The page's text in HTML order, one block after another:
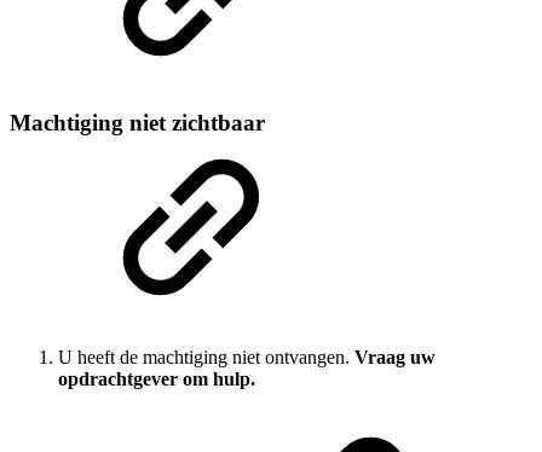
Machtiging niet zichtbaar
U heeft de machtiging niet ontvangen. Vraag uw
opdrachtgever om hulp.